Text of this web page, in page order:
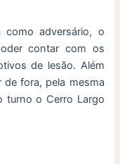
como adversário, o
contar com os
de lesão. Além
fora, pela mesma
turno o Cerro Largo